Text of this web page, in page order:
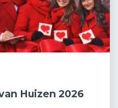
Huizen 2026